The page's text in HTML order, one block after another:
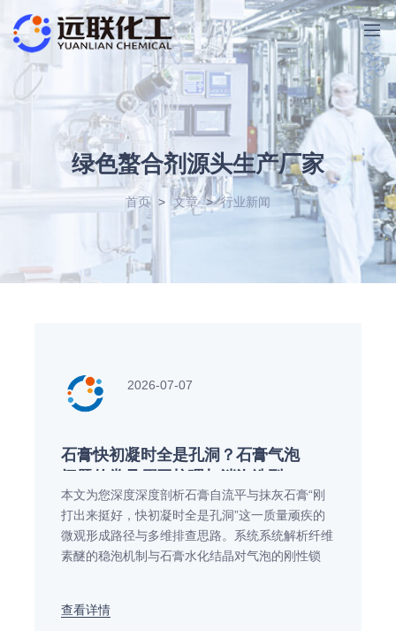
绿色螯合剂源头生产厂家
首页 > 文章 > 行业新闻
2026-07-07
石膏快初凝时全是孔洞？石膏气泡
本文为您深度深度剖析石膏自流平与抹灰石膏“刚
打出来挺好，快初凝时全是孔洞”这一质量顽疾的
微观形成路径与多维排查思路。系统系统解析纤维
素醚的稳泡机制与石膏水化结晶对气泡的刚性锁
偏与配方重构选型方案。
查看详情